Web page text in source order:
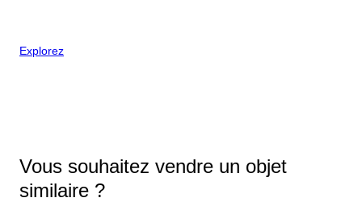
Explorez
Vous souhaitez vendre un objet
similaire ?